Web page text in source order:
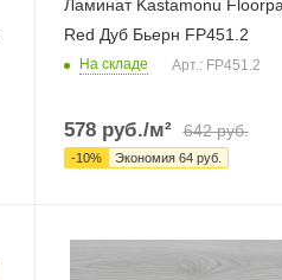
Ламинат Kastamonu
Red Дуб Бьерн FP451.2
На складе Арт.: FP451.2
578руб./м² 642руб.
-10% Экономия 64руб.